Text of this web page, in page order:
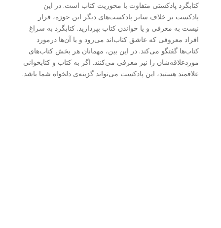
کتابگرد پادکستی متفاوت با محوریت کتاب است. در این
پادکست بر خلاف سایر پادکست‌های دیگر این حوزه، قرار
نیست به معرفی و یا خواندن کتاب بپردازید. کتابگرد به‌ سراغ
افراد معروفی که عاشق کتاب‌اند می‌رود و با آن‌ها درمورد
کتاب‌ها گفتگو می‌کند. در این بین، مهمانان هر بخش کتاب‌های
موردعلاقه‌شان را نیز معرفی می‌کنند. اگر به کتاب و کتابخوانی
علاقمند هستید، این پادکست می‌تواند گزینه‌ی دلخواه شما باشد.